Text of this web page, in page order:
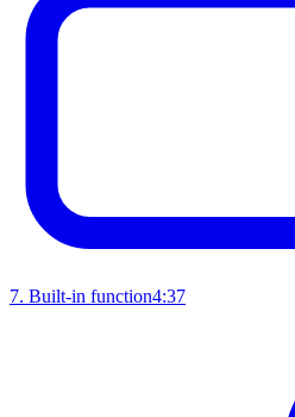
7. Built-in function4:37